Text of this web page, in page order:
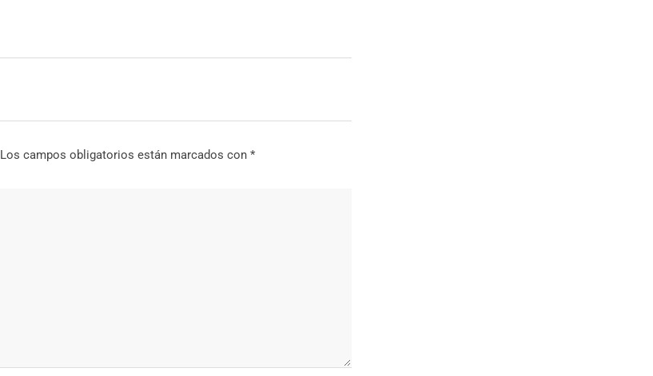
Los campos obligatorios están marcados con *